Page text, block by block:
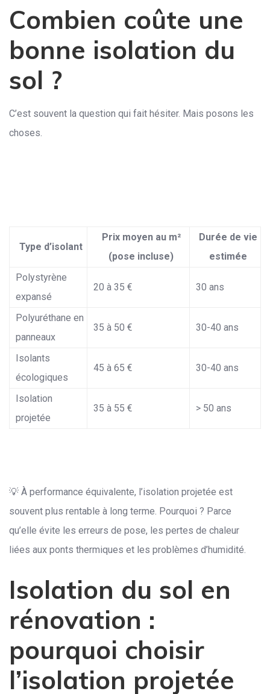
Combien coûte une
bonne isolation du
sol ?
C’est souvent la question qui fait hésiter. Mais posons les
choses.
Type d’isolant
Prix moyen au m²
(pose incluse)
Durée de vie
estimée
Polystyrène
expansé
20 à 35 € 30 ans
Polyuréthane en
panneaux
35 à 50 € 30-40 ans
Isolants
écologiques
45 à 65 € 30-40 ans
Isolation
projetée
35 à 55 € > 50 ans
💡 À performance équivalente, l’isolation projetée est
souvent plus rentable à long terme. Pourquoi ? Parce
qu’elle évite les erreurs de pose, les pertes de chaleur
liées aux ponts thermiques et les problèmes d’humidité.
Isolation du sol en
rénovation :
pourquoi choisir
l’isolation projetée